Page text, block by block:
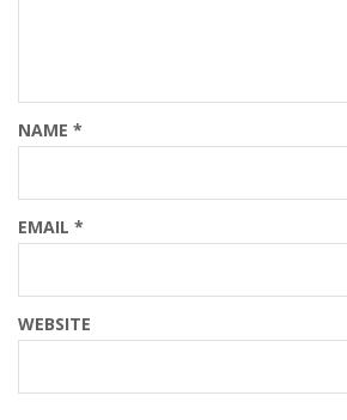
NAME *
EMAIL *
WEBSITE